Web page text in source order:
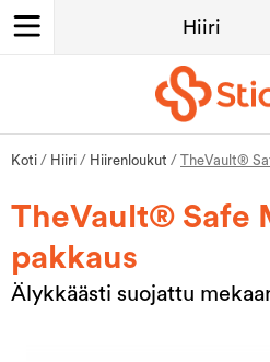
Koti / Hiiri / Hiirenloukut / TheVault®
TheVault® Safe
pakkaus
Älykkäästi suojattu